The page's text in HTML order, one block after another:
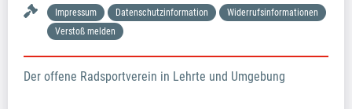
Impressum Datenschutzinformation
Widerrufsinformationen
Verstoß melden
Der offene Radsportverein in Lehrte und Umgebung